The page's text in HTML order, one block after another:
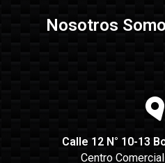
Nosotros
Calle 12 N° 10-13
Centro